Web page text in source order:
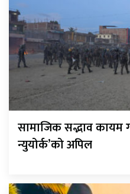
सामाजिक सद्भाव कायम
न्युयोर्क’को अपिल